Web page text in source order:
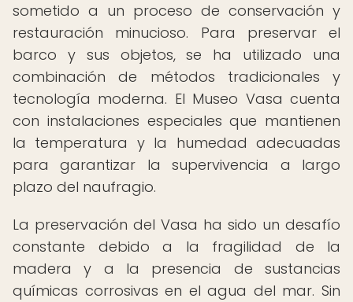
sometido a un proceso de conservación y
restauración minucioso. Para preservar el
barco y sus objetos, se ha utilizado una
combinación de métodos tradicionales y
tecnología moderna. El Museo Vasa cuenta
con instalaciones especiales que mantienen
la temperatura y la humedad adecuadas
para garantizar la supervivencia a largo
plazo del naufragio.
La preservación del Vasa ha sido un desafío
constante debido a la fragilidad de la
madera y a la presencia de sustancias
químicas corrosivas en el agua del mar. Sin